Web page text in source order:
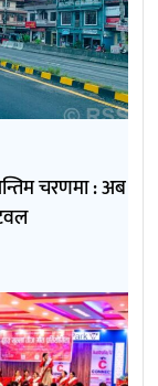
चरणमा : अब